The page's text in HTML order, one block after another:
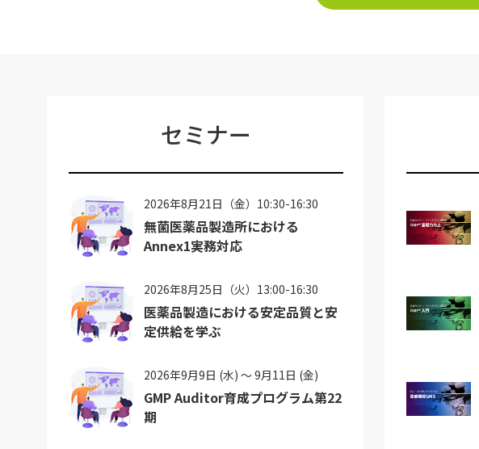
セミナー
2026年8月21日（金）10:30-16:30
無菌医薬品製造所における
Annex1実務対応
2026年8月25日（火）13:00-16:30
医薬品製造における安定品質と安
定供給を学ぶ
2026年9月9日 (水) ～ 9月11日 (金)
GMP Auditor育成プログラム第22
期